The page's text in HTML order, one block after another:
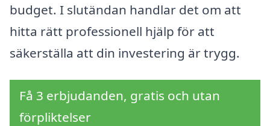
budget. I slutändan handlar det om att
hitta rätt professionell hjälp för att
säkerställa att din investering är trygg.
Få 3 erbjudanden, gratis och utan
förpliktelser